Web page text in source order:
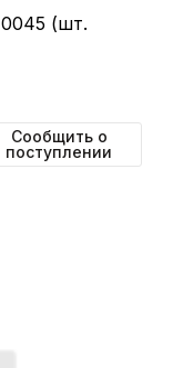
(шт.
Сообщить о
поступлении